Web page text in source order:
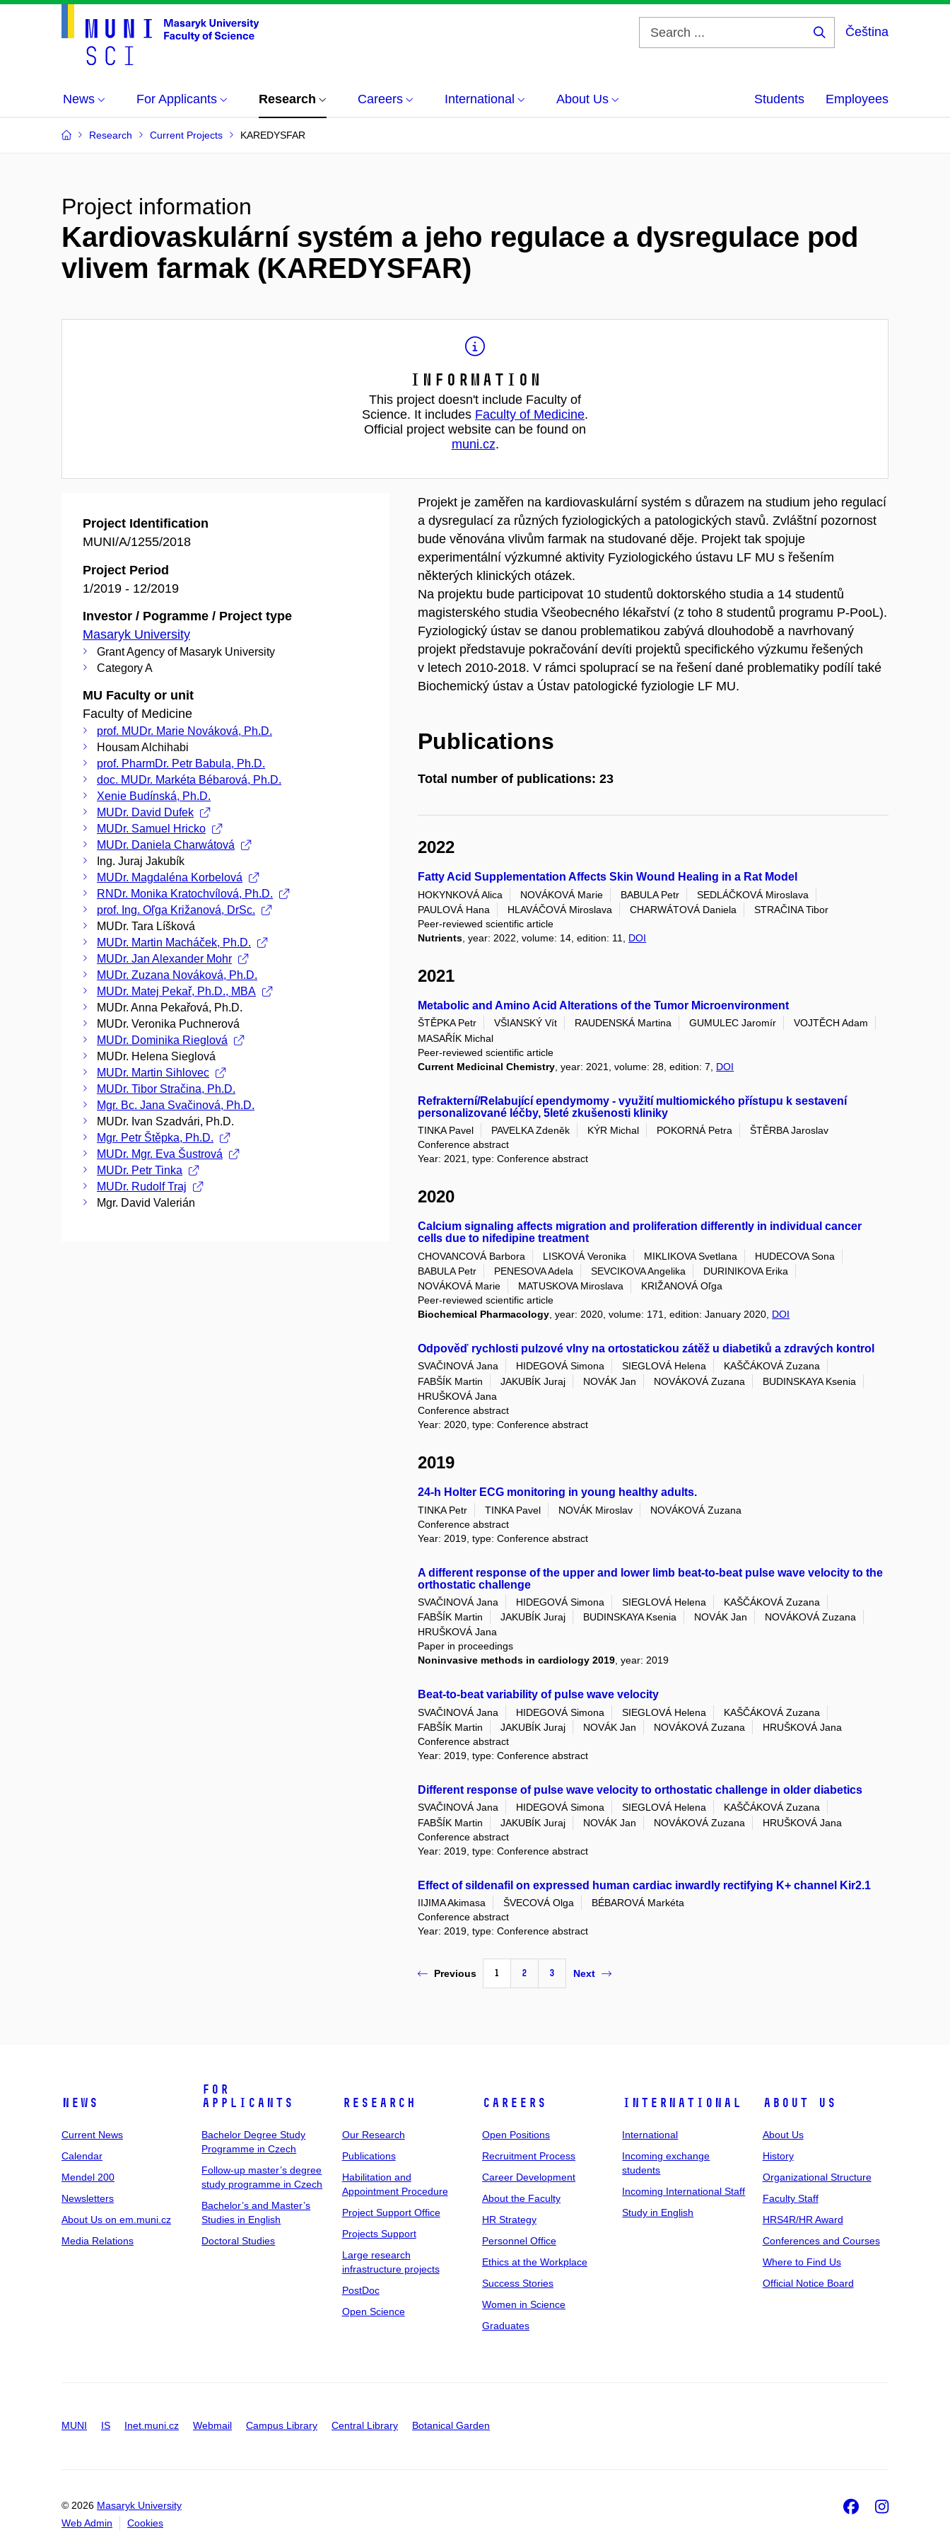
Čeština
News For Applicants Research Careers International About Us Students Employees
Research Current Projects KAREDYSFAR
Project information
Kardiovaskulární systém a jeho regulace a dysregulace pod
vlivem farmak (KAREDYSFAR)
Information
This project doesn't include Faculty of
Science. It includes Faculty of Medicine.
Official project website can be found on
muni.cz.
Project Identification
MUNI/A/1255/2018
Project Period
1/2019 - 12/2019
Investor / Pogramme / Project type
Masaryk University
Grant Agency of Masaryk University
Category A
MU Faculty or unit
Faculty of Medicine
prof. MUDr. Marie Nováková, Ph.D.
Housam Alchihabi
prof. PharmDr. Petr Babula, Ph.D.
doc. MUDr. Markéta Bébarová, Ph.D.
Xenie Budínská, Ph.D.
MUDr. David Dufek
MUDr. Samuel Hricko
MUDr. Daniela Charwátová
Ing. Juraj Jakubík
MUDr. Magdaléna Korbelová
RNDr. Monika Kratochvílová, Ph.D.
prof. Ing. Oľga Križanová, DrSc.
MUDr. Tara Líšková
MUDr. Martin Macháček, Ph.D.
MUDr. Jan Alexander Mohr
MUDr. Zuzana Nováková, Ph.D.
MUDr. Matej Pekař, Ph.D., MBA
MUDr. Anna Pekařová, Ph.D.
MUDr. Veronika Puchnerová
MUDr. Dominika Rieglová
MUDr. Helena Sieglová
MUDr. Martin Sihlovec
MUDr. Tibor Stračina, Ph.D.
Mgr. Bc. Jana Svačinová, Ph.D.
MUDr. Ivan Szadvári, Ph.D.
Mgr. Petr Štěpka, Ph.D.
MUDr. Mgr. Eva Šustrová
MUDr. Petr Tinka
MUDr. Rudolf Traj
Mgr. David Valerián
Projekt je zaměřen na kardiovaskulární systém s důrazem na studium jeho regulací
a dysregulací za různých fyziologických a patologických stavů. Zvláštní pozornost
bude věnována vlivům farmak na studované děje. Projekt tak spojuje
experimentální výzkumné aktivity Fyziologického ústavu LF MU s řešením
některých klinických otázek.
Na projektu bude participovat 10 studentů doktorského studia a 14 studentů
magisterského studia Všeobecného lékařství (z toho 8 studentů programu P-PooL).
Fyziologický ústav se danou problematikou zabývá dlouhodobě a navrhovaný
projekt představuje pokračování devíti projektů specifického výzkumu řešených
v letech 2010-2018. V rámci spoluprací se na řešení dané problematiky podílí také
Biochemický ústav a Ústav patologické fyziologie LF MU.
Publications
Total number of publications: 23
2022
Fatty Acid Supplementation Affects Skin Wound Healing in a Rat Model
HOKYNKOVÁ Alica NOVÁKOVÁ Marie BABULA Petr
SEDLÁČKOVÁ Miroslava
PAULOVÁ Hana
HLAVÁČOVÁ Miroslava CHARWÁTOVÁ Daniela
STRAČINA Tibor
Peer-reviewed scientific article
Nutrients , year: 2022, volume: 14, edition: 11, DOI
2021
Metabolic and Amino Acid Alterations of the Tumor Microenvironment
ŠTĚPKA Petr VŠIANSKÝ Vít RAUDENSKÁ Martina GUMULEC Jaromír
VOJTĚCH Adam
MASAŘÍK Michal
Peer-reviewed scientific article
Current Medicinal Chemistry , year: 2021, volume: 28, edition: 7, DOI
Refrakterní/Relabující ependymomy - využití multiomického přístupu k sestavení
personalizované léčby, 5leté zkušenosti kliniky
TINKA Pavel PAVELKA Zdeněk KÝR Michal POKORNÁ Petra
ŠTĚRBA Jaroslav
Conference abstract
Year: 2021, type: Conference abstract
2020
Calcium signaling affects migration and proliferation differently in individual cancer
cells due to nifedipine treatment
CHOVANCOVÁ Barbora LISKOVÁ Veronika MIKLIKOVA Svetlana
HUDECOVA Sona
BABULA Petr
PENESOVA Adela SEVCIKOVA Angelika
DURINIKOVA Erika
NOVÁKOVÁ Marie
MATUSKOVA Miroslava
KRIŽANOVÁ Oľga
Peer-reviewed scientific article
Biochemical Pharmacology , year: 2020, volume: 171, edition: January 2020, DOI
Odpověď rychlosti pulzové vlny na ortostatickou zátěž u diabetiků a zdravých kontrol
SVAČINOVÁ Jana HIDEGOVÁ Simona SIEGLOVÁ Helena
KAŠČÁKOVÁ Zuzana
FABŠÍK Martin
JAKUBÍK Juraj NOVÁK Jan NOVÁKOVÁ Zuzana
BUDINSKAYA Ksenia
HRUŠKOVÁ Jana
Conference abstract
Year: 2020, type: Conference abstract
2019
24-h Holter ECG monitoring in young healthy adults.
TINKA Petr TINKA Pavel NOVÁK Miroslav
NOVÁKOVÁ Zuzana
Conference abstract
Year: 2019, type: Conference abstract
A different response of the upper and lower limb beat-to-beat pulse wave velocity to the
orthostatic challenge
SVAČINOVÁ Jana HIDEGOVÁ Simona SIEGLOVÁ Helena
KAŠČÁKOVÁ Zuzana
FABŠÍK Martin
JAKUBÍK Juraj BUDINSKAYA Ksenia NOVÁK Jan
NOVÁKOVÁ Zuzana
HRUŠKOVÁ Jana
Paper in proceedings
Noninvasive methods in cardiology 2019, year: 2019
Beat-to-beat variability of pulse wave velocity
SVAČINOVÁ Jana HIDEGOVÁ Simona SIEGLOVÁ Helena
KAŠČÁKOVÁ Zuzana
FABŠÍK Martin
JAKUBÍK Juraj NOVÁK Jan NOVÁKOVÁ Zuzana
HRUŠKOVÁ Jana
Conference abstract
Year: 2019, type: Conference abstract
Different response of pulse wave velocity to orthostatic challenge in older diabetics
SVAČINOVÁ Jana HIDEGOVÁ Simona SIEGLOVÁ Helena
KAŠČÁKOVÁ Zuzana
FABŠÍK Martin
JAKUBÍK Juraj NOVÁK Jan NOVÁKOVÁ Zuzana
HRUŠKOVÁ Jana
Conference abstract
Year: 2019, type: Conference abstract
Effect of sildenafil on expressed human cardiac inwardly rectifying K+ channel Kir2.1
IIJIMA Akimasa ŠVECOVÁ Olga
BÉBAROVÁ Markéta
Conference abstract
Year: 2019, type: Conference abstract
Previous 1 2 3 Next
News
Current News
Calendar
Mendel 200
Newsletters
About Us on em.muni.cz
Media Relations
For
Applicants
Bachelor Degree Study
Programme in Czech
Follow-up master’s degree
study programme in Czech
Bachelor’s and Master’s
Studies in English
Doctoral Studies
Research
Our Research
Publications
Habilitation and
Appointment Procedure
Project Support Office
Projects Support
Large research
infrastructure projects
PostDoc
Open Science
Careers
Open Positions
Recruitment Process
Career Development
About the Faculty
HR Strategy
Personnel Office
Ethics at the Workplace
Success Stories
Women in Science
Graduates
International
International
Incoming exchange
students
Incoming International Staff
Study in English
About Us
About Us
History
Organizational Structure
Faculty Staff
HRS4R/HR Award
Conferences and Courses
Where to Find Us
Official Notice Board
MUNI IS Inet.muni.cz Webmail Campus Library Central Library Botanical Garden
© 2026 Masaryk University
Web Admin
Cookies
Facebook